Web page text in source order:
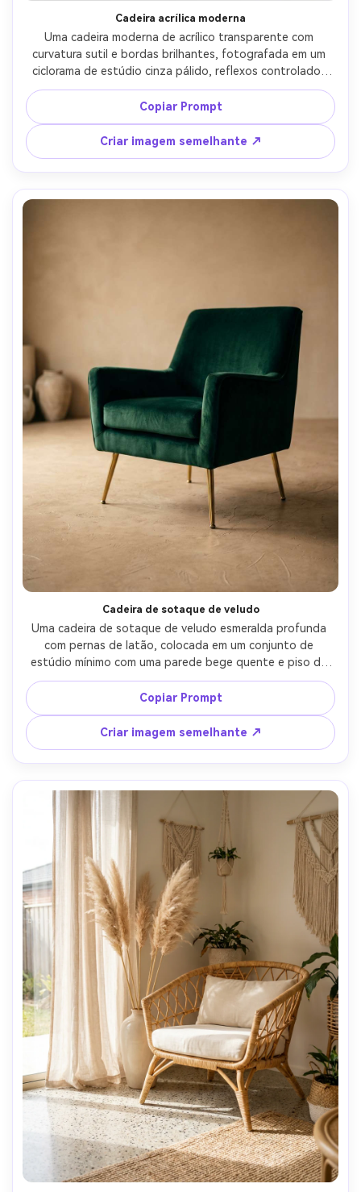
Cadeira acrílica moderna
Uma cadeira moderna de acrílico transparente com
curvatura sutil e bordas brilhantes, fotografada em um
ciclorama de estúdio cinza pálido, reflexos controlados
de uma grande softbox, linhas de destaque nítidas,
disparada em Canon R5, 70mm, f/8, fundo perfeitamente
limpo, fotorealista, design de luxo showroom vibe, alta
resolução, foco nítido-AR 4:5
Copiar Prompt
Criar imagem semelhante ↗
Cadeira de sotaque de veludo
Uma cadeira de sotaque de veludo esmeralda profunda
com pernas de latão, colocada em um conjunto de
estúdio mínimo com uma parede bege quente e piso de
gesso texturizado, luz lateral cinematográfica criando
brilho de veludo rico, disparada em Nikon Z8, 50mm, f/2.8,
profundidade de campo rasa, fotografia de móveis
editoriais, pilha de tecido realista, sombras macias,
classificação de cores premium-AR 4:5
Copiar Prompt
Criar imagem semelhante ↗